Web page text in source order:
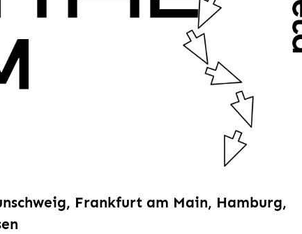
Frankfurt am Main, Hamburg,